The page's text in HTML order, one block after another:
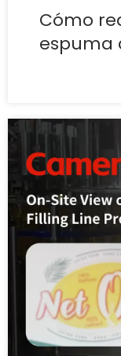
Cómo
espuma